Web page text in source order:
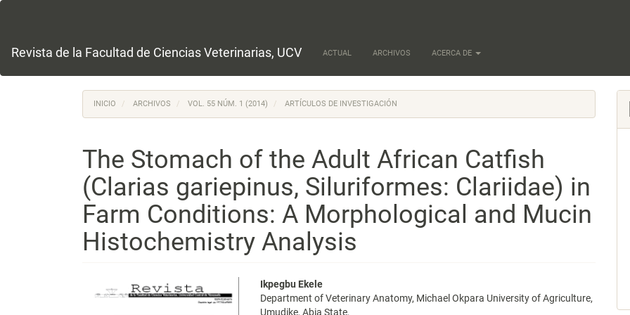
principal
lateral
Revista de la Facultad de Ciencias Veterinarias, UCV ACTUAL ARCHIVOS ACERCA DE
INICIO ARCHIVOS VOL. 55 NÚM. 1 (2014) ARTÍCULOS DE INVESTIGACIÓN
The Stomach of the Adult African Catfish
(Clarias gariepinus, Siluriformes: Clariidae) in
Farm Conditions: A Morphological and Mucin
Histochemistry Analysis
Barra
Contenido
Ikpegbu Ekele
Department of Veterinary Anatomy, Michael Okpara University of Agriculture,
Umudike, Abia State,